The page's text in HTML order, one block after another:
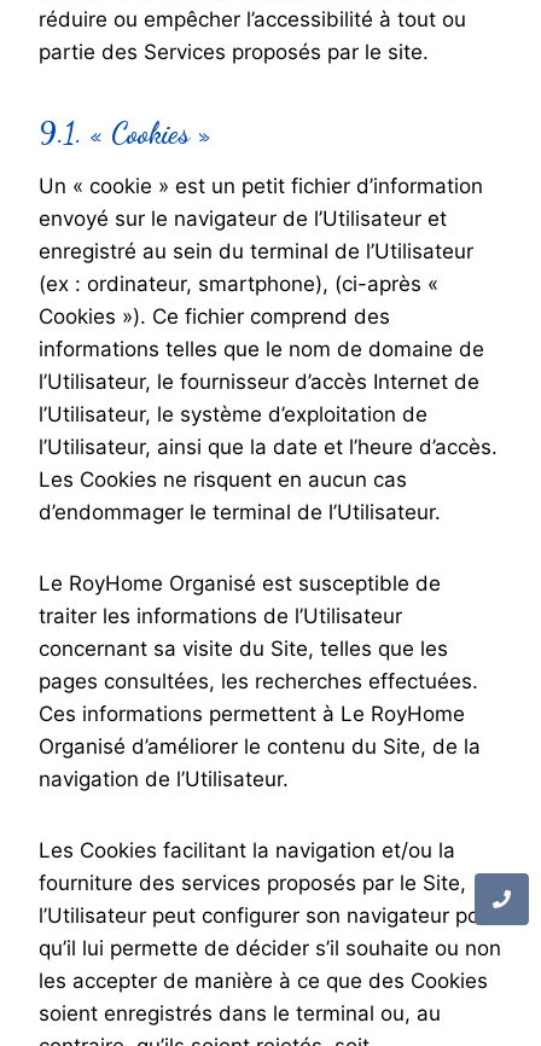
réduire ou empêcher l’accessibilité à tout ou
partie des Services proposés par le site.
9.1. « Cookies »
Un « cookie » est un petit fichier d’information
envoyé sur le navigateur de l’Utilisateur et
enregistré au sein du terminal de l’Utilisateur
(ex : ordinateur, smartphone), (ci-après «
Cookies »). Ce fichier comprend des
informations telles que le nom de domaine de
l’Utilisateur, le fournisseur d’accès Internet de
l’Utilisateur, le système d’exploitation de
l’Utilisateur, ainsi que la date et l’heure d’accès.
Les Cookies ne risquent en aucun cas
d’endommager le terminal de l’Utilisateur.
Le RoyHome Organisé est susceptible de
traiter les informations de l’Utilisateur
concernant sa visite du Site, telles que les
pages consultées, les recherches effectuées.
Ces informations permettent à Le RoyHome
Organisé d’améliorer le contenu du Site, de la
navigation de l’Utilisateur.
Les Cookies facilitant la navigation et/ou la
fourniture des services proposés par le Site,
l’Utilisateur peut configurer son navigateur pour
qu’il lui permette de décider s’il souhaite ou non
les accepter de manière à ce que des Cookies
soient enregistrés dans le terminal ou, au